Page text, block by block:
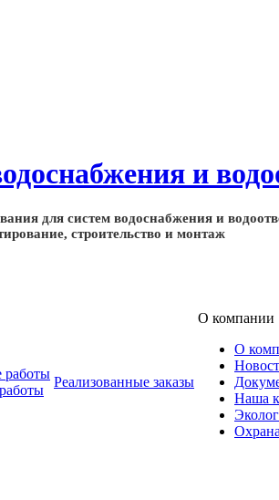
для систем водоснабжения и
строительство и монтаж
работы
Реализованные заказы
О компании
О
Наша